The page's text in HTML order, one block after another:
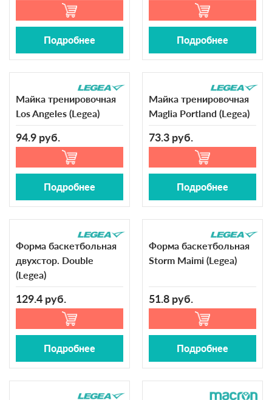
Подробнее Подробнее
Майка тренировочная
Los Angeles (Legea)
94.9 руб.
Подробнее
Майка тренировочная
Maglia Portland (Legea)
73.3 руб.
Подробнее
Форма баскетбольная
двухстор. Double
(Legea)
129.4 руб.
Подробнее
Форма баскетбольная
Storm Maimi (Legea)
51.8 руб.
Подробнее